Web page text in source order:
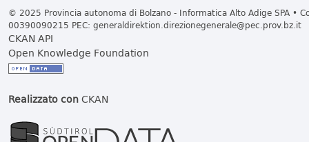
© 2025 Provincia autonoma di Bolzano - Informatica Alto Adige SPA •
00390090215 PEC: generaldirektion.direzionegenerale@pec.prov.bz.it
CKAN API
Open Knowledge Foundation
Realizzato conCKAN